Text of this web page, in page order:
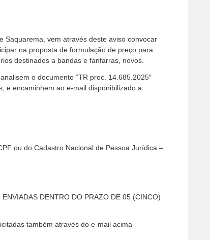
Saquarema, vem através deste aviso convocar
na proposta de formulação de preço para
destinados a bandas e fanfarras, novos.
o documento “TR proc. 14.685.2025″
e encaminhem ao e-mail disponibilizado a
ou do Cadastro Nacional de Pessoa Jurídica –
DENTRO DO PRAZO DE 05 (CINCO)
também através do e-mail acima